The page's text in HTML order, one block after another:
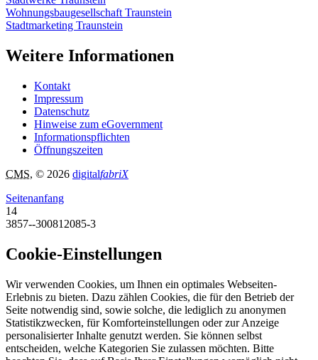
Wohnungsbaugesellschaft Traunstein
Stadtmarketing Traunstein
Weitere Informationen
Kontakt
Impressum
Datenschutz
Hinweise zum eGovernment
Informationspflichten
Öffnungszeiten
CMS, © 2026 digitalfabriX
Seitenanfang
14
3857--300812085-3
Cookie-Einstellungen
Wir verwenden Cookies, um Ihnen ein optimales Webseiten-
Erlebnis zu bieten. Dazu zählen Cookies, die für den Betrieb der
Seite notwendig sind, sowie solche, die lediglich zu anonymen
Statistikzwecken, für Komforteinstellungen oder zur Anzeige
personalisierter Inhalte genutzt werden. Sie können selbst
entscheiden, welche Kategorien Sie zulassen möchten. Bitte